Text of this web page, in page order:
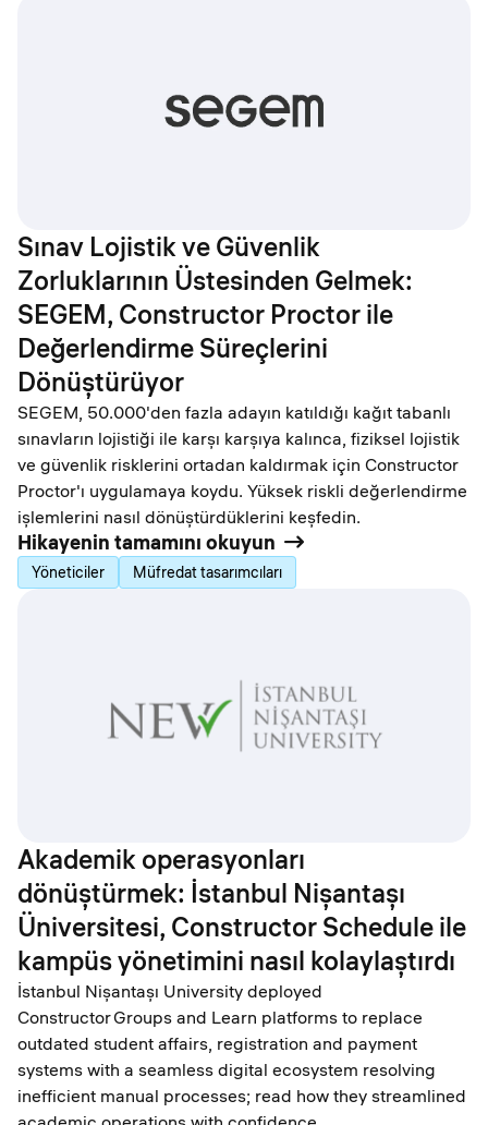
Sınav Lojistik ve Güvenlik
Zorluklarının Üstesinden Gelmek:
SEGEM, Constructor Proctor ile
Değerlendirme Süreçlerini
Dönüştürüyor
SEGEM, 50.000'den fazla adayın katıldığı kağıt tabanlı
sınavların lojistiği ile karşı karşıya kalınca, fiziksel lojistik
ve güvenlik risklerini ortadan kaldırmak için Constructor
Proctor'ı uygulamaya koydu. Yüksek riskli değerlendirme
işlemlerini nasıl dönüştürdüklerini keşfedin.
Hikayenin tamamını okuyun
Yöneticiler Müfredat tasarımcıları
Akademik operasyonları
dönüştürmek: İstanbul Nişantaşı
Üniversitesi, Constructor Schedule ile
kampüs yönetimini nasıl kolaylaştırdı
İstanbul Nişantaşı University deployed
Constructor Groups and Learn platforms to replace
outdated student affairs, registration and payment
systems with a seamless digital ecosystem resolving
inefficient manual processes; read how they streamlined